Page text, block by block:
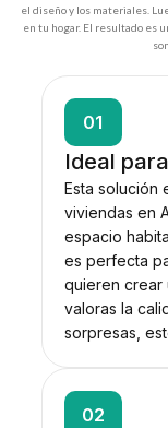
el diseño y los materiales.
en tu hogar. El resultado es
01
Ideal
Esta solución
viviendas en
espacio
es perfecta
quieren crear
valoras la
sorpresas,
02